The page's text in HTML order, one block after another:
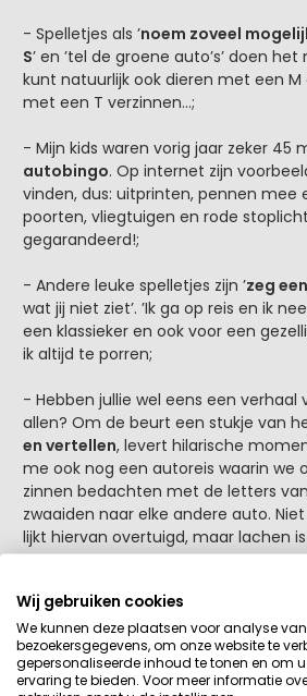
- Spelletjes als ’noem zoveel
S’ en ’tel de groene auto’s’ doen
kunt natuurlijk ook dieren met een
met een T verzinnen…;
- Mijn kids waren vorig jaar zeker 45
autobingo. Op internet zijn
vinden, dus: uitprinten, pennen mee
poorten, vliegtuigen en rode
gegarandeerd!;
- Andere leuke spelletjes zijn ’zeg
wat jij niet ziet’. ’Ik ga op reis en ik
een klassieker en ook voor een
ik altijd te porren;
- Hebben jullie wel eens een verhaal
allen? Om de beurt een stukje van
en vertellen, levert hilarische
me ook nog een autoreis waarin we
zinnen bedachten met de letters
zwaaiden naar elke andere auto.
lijkt hiervan overtuigd, maar lachen
- Los van de spelletjes, heb je als
natuurlijk gedacht aan
papier, kleur- en
kleurpotlodenimmers geen
Wij gebruiken cookies
We kunnen deze plaatsen voor analyse
bezoekersgegevens, om onze website te
gepersonaliseerde inhoud te tonen en om
ervaring te bieden. Voor meer informatie